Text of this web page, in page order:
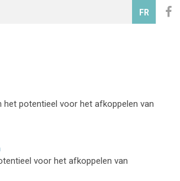
FR
het potentieel voor het afkoppelen van
voor het afkoppelen van